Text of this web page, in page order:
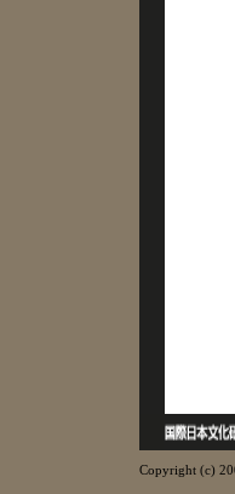
Copyright (c)